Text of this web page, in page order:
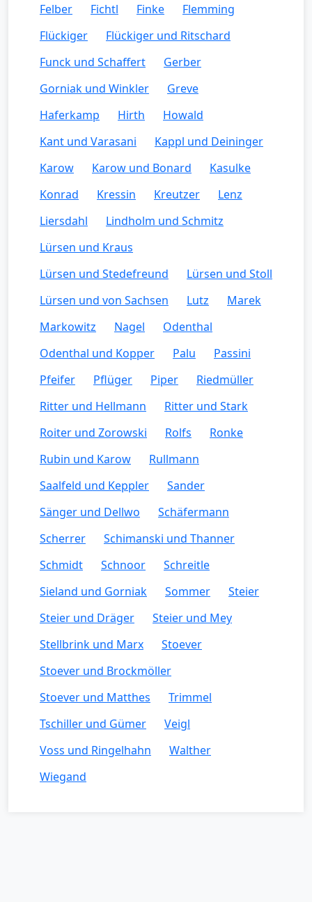
Felber
Fichtl Finke
Flemming
Flückiger
Flückiger und Ritschard
Funck und Schaffert
Gerber
Gorniak und Winkler
Greve
Haferkamp
Hirth
Howald
Kant und Varasani
Kappl und Deininger
Karow
Karow und Bonard
Kasulke
Konrad
Kressin Kreutzer
Lenz
Liersdahl
Lindholm und Schmitz
Lürsen und Kraus
Lürsen und Stedefreund
Lürsen und Stoll
Lürsen und von Sachsen
Lutz
Marek
Markowitz
Nagel
Odenthal
Odenthal und Kopper
Palu
Passini
Pfeifer
Pflüger Piper
Riedmüller
Ritter und Hellmann
Ritter und Stark
Roiter und Zorowski
Rolfs
Ronke
Rubin und Karow
Rullmann
Saalfeld und Keppler
Sander
Sänger und Dellwo
Schäfermann
Scherrer
Schimanski und Thanner
Schmidt
Schnoor
Schreitle
Sieland und Gorniak
Sommer
Steier
Steier und Dräger
Steier und Mey
Stellbrink und Marx
Stoever
Stoever und Brockmöller
Stoever und Matthes
Trimmel
Tschiller und Gümer
Veigl
Voss und Ringelhahn
Walther
Wiegand